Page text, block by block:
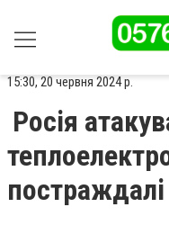
15:30, 20 червня 2024 р.
Росія
постраждалі